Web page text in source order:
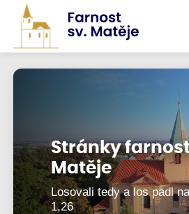
Stránky
Matěje
Losovali tedy a los padl
1,26
Stránky
Matěje
Losovali tedy a los padl
1,26